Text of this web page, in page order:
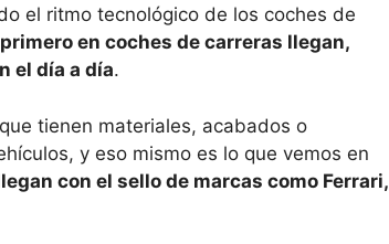
el ritmo tecnológico de los coches de
en coches de carreras llegan,
el día a día.
tienen materiales, acabados o
y eso mismo es lo que vemos en
con el sello de marcas como Ferrari,